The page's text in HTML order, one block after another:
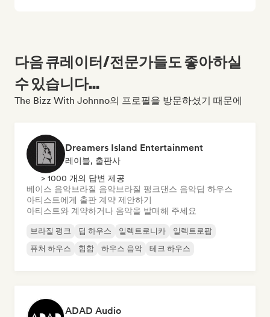
다음 큐레이터/전문가들도 좋아하실
수 있습니다...
The Bizz With Johnno의 프로필을 방문하셨기 때문에
Dreamers Island Entertainment
레이블, 출판사
> 1000 개의 답변 제공
베이스 음악브라질 음악브라질 펑크댄스 음악딥 하우스
아티스트에게 출판 계약 제안하기
아티스트와 계약하거나 음악을 발매해 주세요
브라질 펑크 딥 하우스 일렉트로니카
일렉트로팝
퓨처 하우스
힙합 하우스 음악 테크 하우스
ADAD Audio